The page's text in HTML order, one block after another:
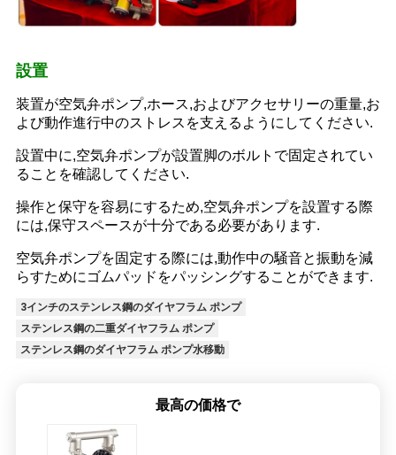
設置
装置が空気弁ポンプ,ホース,およびアクセサリーの重量,お
よび動作進行中のストレスを支えるようにしてください.
設置中に,空気弁ポンプが設置脚のボルトで固定されてい
ることを確認してください.
操作と保守を容易にするため,空気弁ポンプを設置する際
には,保守スペースが十分である必要があります.
空気弁ポンプを固定する際には,動作中の騒音と振動を減
らすためにゴムパッドをパッシングすることができます.
3インチのステンレス鋼のダイヤフラム ポンプ
ステンレス鋼の二重ダイヤフラム ポンプ
ステンレス鋼のダイヤフラム ポンプ水移動
最高の価格で